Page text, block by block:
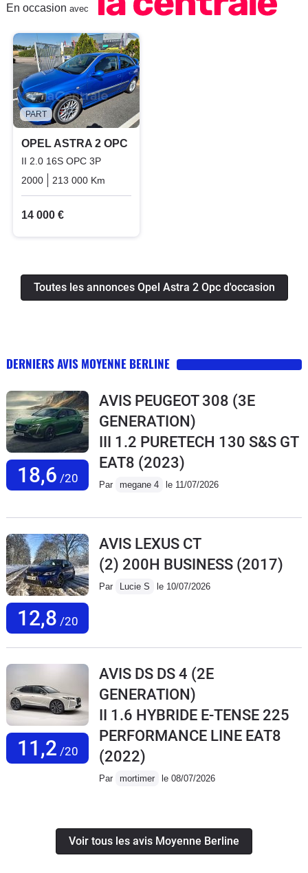
En occasion avec
PART
OPEL ASTRA 2 OPC
II 2.0 16S OPC 3P
2000
213 000 Km
14 000 €
Toutes les annonces Opel Astra 2 Opc d'occasion
DERNIERS AVIS MOYENNE BERLINE
18,6 /20
AVIS PEUGEOT 308 (3E
GENERATION)
III 1.2 PURETECH 130 S&S GT
EAT8 (2023)
Par megane 4 le 11/07/2026
12,8 /20
AVIS LEXUS CT
(2) 200H BUSINESS (2017)
Par Lucie S le 10/07/2026
11,2 /20
AVIS DS DS 4 (2E
GENERATION)
II 1.6 HYBRIDE E-TENSE 225
PERFORMANCE LINE EAT8
(2022)
Par mortimer le 08/07/2026
Voir tous les avis Moyenne Berline